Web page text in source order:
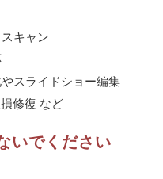
キャン
スライドショー編集
修復 など
いでください